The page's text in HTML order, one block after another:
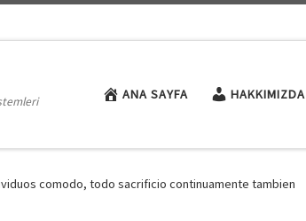
ANA SAYFA HAKKIMIZDA
comodo, todo sacrificio continuamente tambien